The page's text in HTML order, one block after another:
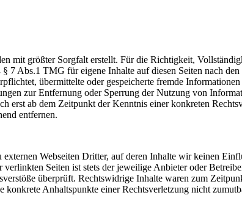
mit größter Sorgfalt erstellt. Für die Richtigkeit,
7 Abs.1 TMG für eigene Inhalte auf diesen Seiten nach
übermittelte oder gespeicherte fremde
zur Entfernung oder Sperrung der Nutzung von
erst ab dem Zeitpunkt der Kenntnis einer konkreten
entfernen.
Webseiten Dritter, auf deren Inhalte wir keinen
verlinkten Seiten ist stets der jeweilige Anbieter oder
überprüft. Rechtswidrige Inhalte waren zum
konkrete Anhaltspunkte einer Rechtsverletzung nicht